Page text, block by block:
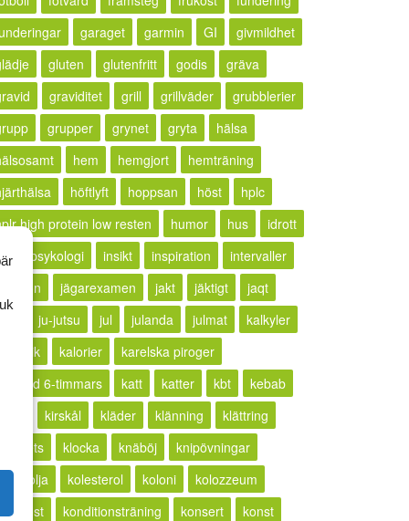
garaget garmin GI
givmildhet
gluten glutenfritt godis
gräva
graviditet grill grillväder
grubblerier
grupper grynet gryta
hälsa
hem hemgjort
hemträning
höftlyft hoppsan höst
hplc
high protein low resten
humor hus
idrott
insikt inspiration
intervaller
jägarexamen jakt jäktigt
jaqt
ju-jutsu jul julanda julmat
kalkyler
källkritik
kalorier
karelska piroger
karlstad 6-timmars
katt katter kbt
kebab
kirskål kläder klänning
klättring
klickhets
klocka knäböj
knipövningar
kokosolja
kolesterol koloni
kolozzeum
kompost
konditionsträning konsert
konst